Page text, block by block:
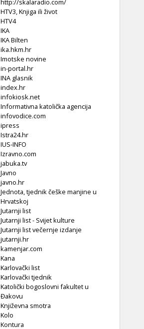
http://skalaradio.com/
HTV3, Knjiga ili život
HTV4
IKA
IKA Bilten
ika.hkm.hr
Imotske novine
in-portal.hr
INA glasnik
index.hr
infokiosk.net
Informativna katolička agencija
infovodice.com
ipress
Istra24.hr
IUS-INFO
Izravno.com
jabuka.tv
Javno
javno.hr
Jednota, tjednik češke manjine u
Hrvatskoj
Jutarnji list
Jutarnji list - Svijet kulture
Jutarnji list večernje izdanje
jutarnji.hr
kamenjar.com
Kana
Karlovački list
Karlovački tjednik
Katolički bogoslovni fakultet u
Đakovu
Književna smotra
Kolo
Kontura